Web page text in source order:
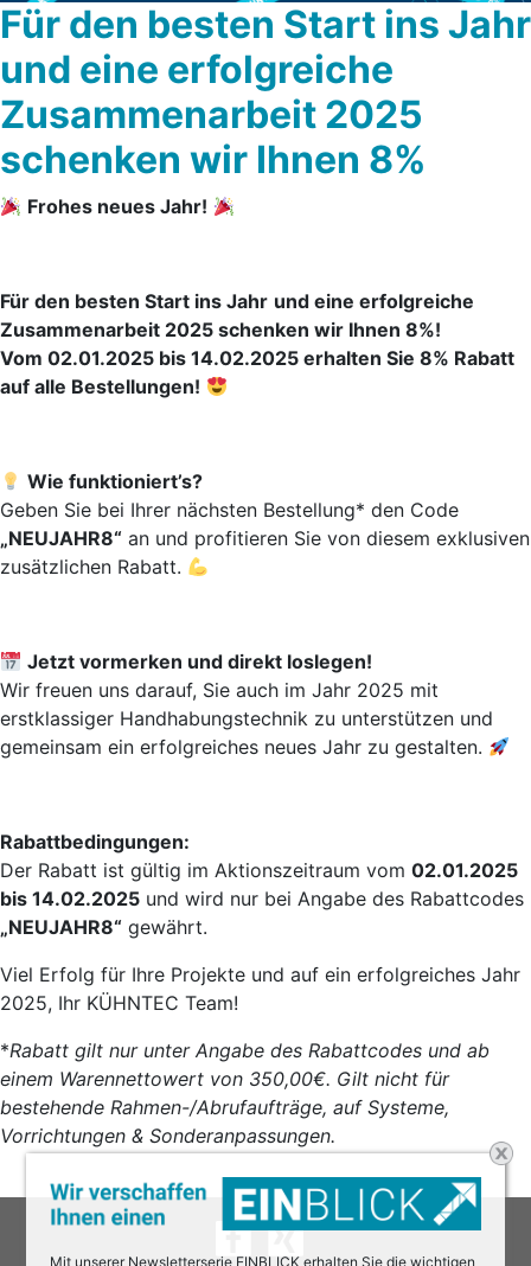
Mit unserer Newsletterserie EINBLICK erhalten Sie die wichtigen
Für den besten Start ins Jahr
und eine erfolgreiche
Zusammenarbeit 2025
schenken wir Ihnen 8%
Frohes neues Jahr!
Für den besten Start ins Jahr und eine erfolgreiche
Zusammenarbeit 2025 schenken wir Ihnen 8%!
Vom 02.01.2025 bis 14.02.2025 erhalten Sie 8% Rabatt
auf alle Bestellungen!
Wie funktioniert’s?
Geben Sie bei Ihrer nächsten Bestellung* den Code
„NEUJAHR8“ an und profitieren Sie von diesem exklusiven
zusätzlichen Rabatt.
Jetzt vormerken und direkt loslegen!
Wir freuen uns darauf, Sie auch im Jahr 2025 mit
erstklassiger Handhabungstechnik zu unterstützen und
gemeinsam ein erfolgreiches neues Jahr zu gestalten.
Rabattbedingungen:
Der Rabatt ist gültig im Aktionszeitraum vom 02.01.2025
bis 14.02.2025 und wird nur bei Angabe des Rabattcodes
„NEUJAHR8“ gewährt.
Viel Erfolg für Ihre Projekte und auf ein erfolgreiches Jahr
2025, Ihr KÜHNTEC Team!
*Rabatt gilt nur unter Angabe des Rabattcodes und ab
einem Warennettowert von 350,00€. Gilt nicht für
bestehende Rahmen-/Abrufaufträge, auf Systeme,
Vorrichtungen & Sonderanpassungen.